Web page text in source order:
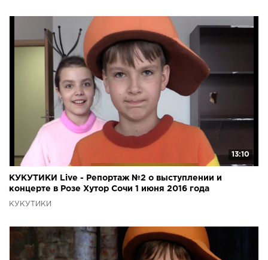
13:10
КУКУТИКИ Live - Репортаж №2 о выступлении и
концерте в Розе Хутор Сочи 1 июня 2016 года
КУКУТИКИ